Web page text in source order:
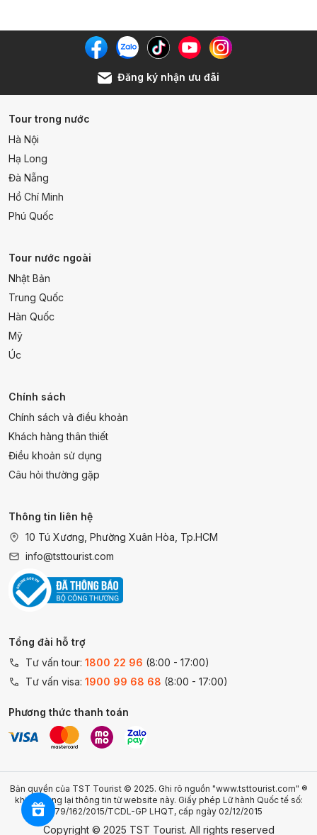
Đăng ký nhận ưu đãi
Tour trong nước
Hà Nội
Hạ Long
Đà Nẵng
Hồ Chí Minh
Phú Quốc
Tour nước ngoài
Nhật Bản
Trung Quốc
Hàn Quốc
Mỹ
Úc
Chính sách
Chính sách và điều khoản
Khách hàng thân thiết
Điều khoản sử dụng
Câu hỏi thường gặp
Thông tin liên hệ
10 Tú Xương, Phường Xuân Hòa, Tp.HCM
info@tsttourist.com
Tổng đài hỗ trợ
Tư vấn tour: 1800 22 96 (8:00 - 17:00)
Tư vấn visa: 1900 99 68 68 (8:00 - 17:00)
Phương thức thanh toán
Bản quyền của TST Tourist © 2025. Ghi rõ nguồn "www.tsttourist.com" ®
khi sử dụng lại thông tin từ website này. Giấy phép Lữ hành Quốc tế số:
79/162/2015/TCDL-GP LHQT, cấp ngày 02/12/2015
Copyright © 2025 TST Tourist. All rights reserved